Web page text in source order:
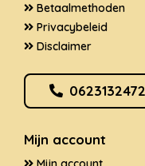
Betaalmethoden
Privacybeleid
Disclaimer
0623132472
Mijn account